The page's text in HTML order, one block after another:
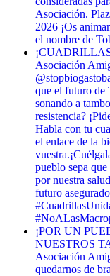
Asociación.
2026 ¡Os
el nombre de
Asociación
que el futuro de
sonando a
resistencia?
Habla con tu
el enlace de la
vuestra.
pueblo sepa
por nuestra
futuro
¡POR UN
NUESTROS
Asociación
quedarnos de